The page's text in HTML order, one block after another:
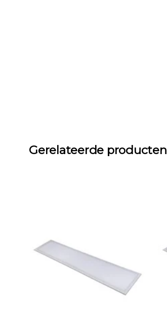
Gerelateerde producten